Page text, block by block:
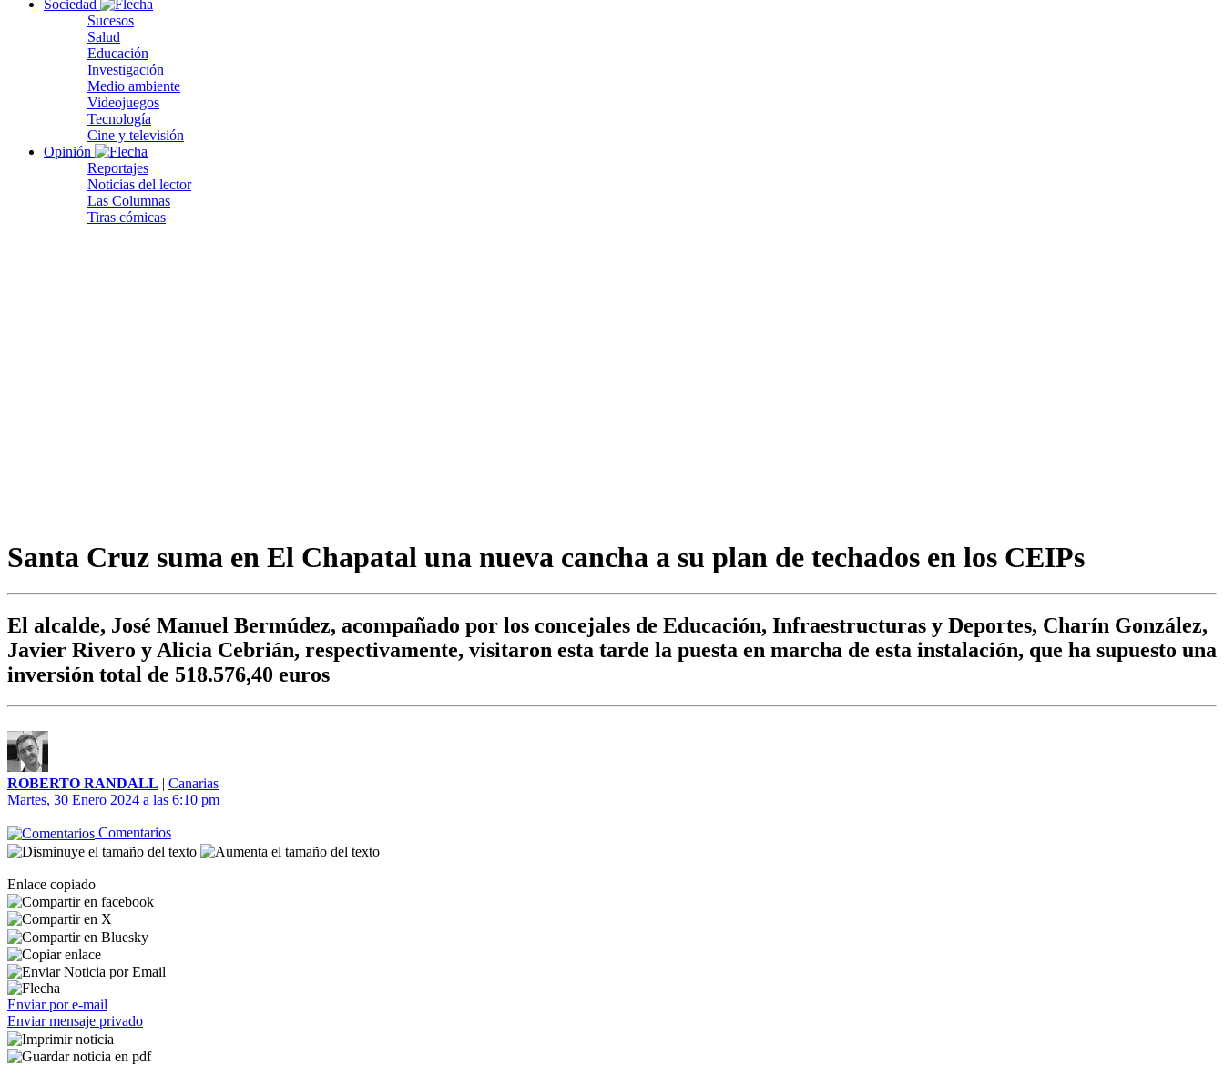
Sociedad
Sucesos
Salud
Educación
Investigación
Medio ambiente
Videojuegos
Tecnología
Cine y televisión
Opinión
Reportajes
Noticias del lector
Las Columnas
Tiras cómicas
Santa Cruz suma en El Chapatal una nueva cancha a su plan de techados en los CEIPs
El alcalde, José Manuel Bermúdez, acompañado por los concejales de Educación, Infraestructuras y Deportes, Charín González,
Javier Rivero y Alicia Cebrián, respectivamente, visitaron esta tarde la puesta en marcha de esta instalación, que ha supuesto una
inversión total de 518.576,40 euros
ROBERTO RANDALL | Canarias
Martes, 30 Enero 2024 a las 6:10 pm
Comentarios
Enlace copiado
Enviar por e-mail
Enviar mensaje privado